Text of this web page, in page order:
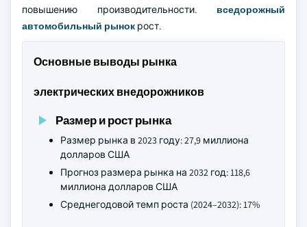
повышению производительности. вседорожный
автомобильный рынок рост.
Основные выводы рынка
электрических внедорожников
Размер и рост рынка
Размер рынка в 2023 году: 27,9 миллиона
долларов США
Прогноз размера рынка на 2032 год: 118,6
миллиона долларов США
Среднегодовой темп роста (2024–2032): 17%